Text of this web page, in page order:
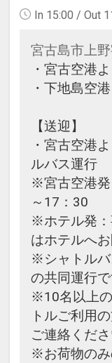
In 15:00 / Out
宮古島市上
・宮古空港
・下地島空
【送迎】
・宮古空港
ルバス運行
※宮古空港
～17：30
※ホテル発：
はホテルへ
※シャトルバ
の共同運行で
※10名以上
トルご利用
ご連絡くださ
※お荷物のみ